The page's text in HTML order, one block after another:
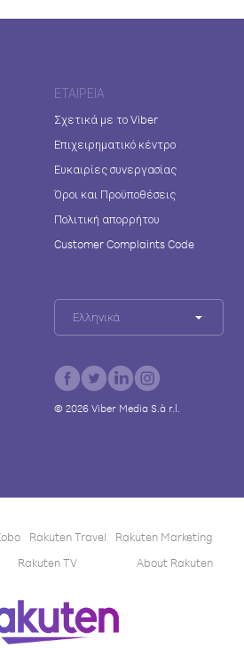
ΕΤΑΙΡΕΊΑ
Σχετικά με το Viber
Επιχειρηματικό κέντρο
Ευκαιρίες συνεργασίας
Όροι και Προϋποθέσεις
Πολιτική απορρήτου
Customer Complaints Code
Ελληνικά
© 2026Viber Media S.à r.l.
Rakuten Travel
Rakuten Marketing
Rakuten TV About Rakuten